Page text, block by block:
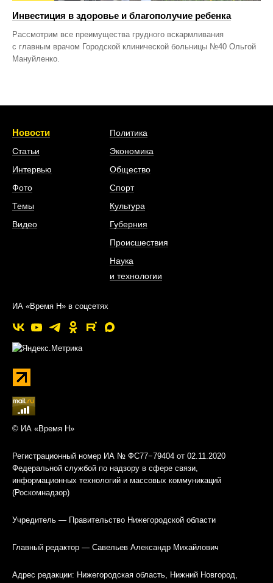
Инвестиция в здоровье и благополучие ребенка
Рассмотрим все преимущества грудного вскармливания
с главным врачом Городской клинической больницы №40 Ольгой
Мануйленко.
Новости
Статьи
Интервью
Фото
Темы
Видео
Политика
Экономика
Общество
Спорт
Культура
Губерния
Происшествия
Наука
и технологии
ИА «Время Н» в соцсетях
© ИА «Время Н»
Регистрационный номер ИА № ФС77−79404 от 02.11.2020
Федеральной службой по надзору в сфере связи,
информационных технологий и массовых коммуникаций
(Роскомнадзор)
Учредитель — Правительство Нижегородской области
Главный редактор — Савельев Александр Михайлович
Адрес редакции: Нижегородская область, Нижний Новгород,